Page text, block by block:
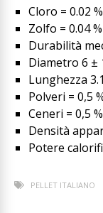
Cloro = 0.02 %
Zolfo = 0.04 %
Durabilità
Diametro 6 ±
Lunghezza
Polveri = 0,5
Ceneri = 0,5 %
Densità
Potere
PELLET ITALIANO